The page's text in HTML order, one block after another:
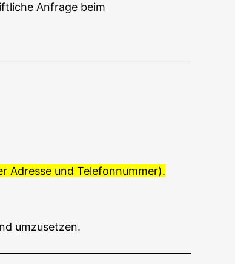
Anfra­ge beim
Adres­se und Telefonnummer).
umzusetzen.